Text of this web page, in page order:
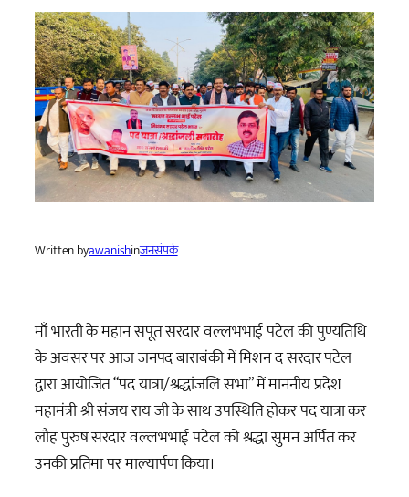
Written byawanishinजनसंपर्क
माँ भारती के महान सपूत सरदार वल्लभभाई पटेल की पुण्यतिथि
के अवसर पर आज जनपद बाराबंकी में मिशन द सरदार पटेल
द्वारा आयोजित “पद यात्रा/श्रद्धांजलि सभा” में माननीय प्रदेश
महामंत्री श्री संजय राय जी के साथ उपस्थिति होकर पद यात्रा कर
लौह पुरुष सरदार वल्लभभाई पटेल को श्रद्धा सुमन अर्पित कर
उनकी प्रतिमा पर माल्यार्पण किया।